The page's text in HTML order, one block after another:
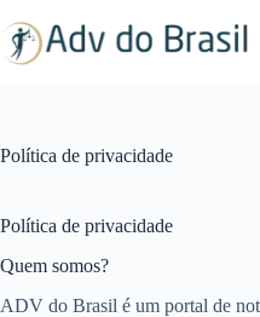
para
Política de privacidade
Política de privacidade
Quem somos?
ADV do Brasil é um portal de